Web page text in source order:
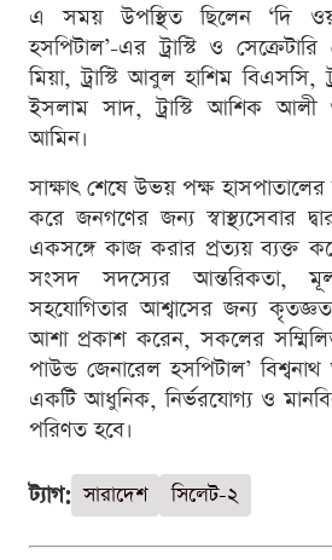
এ সময় উপস্থিত ছিলেন ‘দি
হসপিটাল’-এর ট্রাস্টি ও
মিয়া, ট্রাস্টি আবুল হাশিম বিএসসি,
ইসলাম সাদ, ট্রাস্টি আশিক আলী
আমিন।
সাক্ষাৎ শেষে উভয় পক্ষ হাসপাতালের
করে জনগণের জন্য স্বাস্থ্যসেবার
একসঙ্গে কাজ করার প্রত্যয় ব্যক্ত
সংসদ সদস্যের আন্তরিকতা,
সহযোগিতার আশ্বাসের জন্য
আশা প্রকাশ করেন, সকলের
পাউন্ড জেনারেল হসপিটাল’
একটি আধুনিক, নির্ভরযোগ্য ও মানবিক
পরিণত হবে।
ট্যাগ: সারাদেশ সিলেট-২